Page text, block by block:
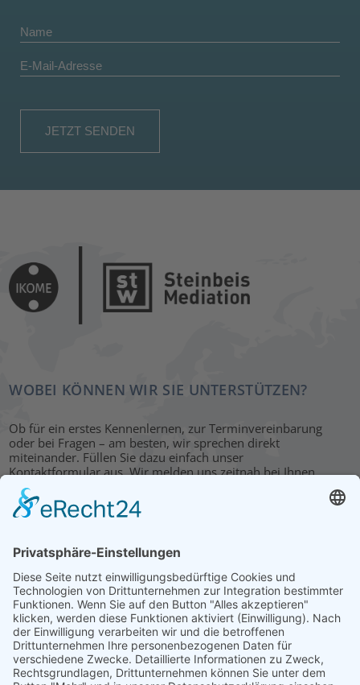
WOBEI KÖNNEN WIR SIE UNTERSTÜTZEN?
Ob für ein erstes Kennenlernen, zur Terminvereinbarung
oder bei Fragen – am besten, wir sprechen direkt
miteinander. Füllen Sie dazu einfach unser
Kontaktformular aus. Wir melden uns zeitnah bei Ihnen.
KONTAKT
HAUPTBÜRO: LEIPZIG
Hohe Straße 11
04107 Leipzig
Tel.: +49 341 22 54 13 50